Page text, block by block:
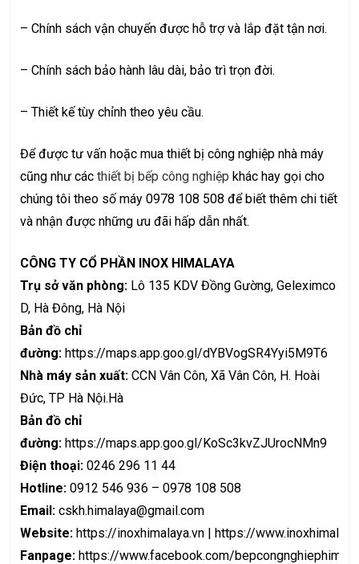
– Chính sách vận chuyển được hỗ trợ và lắp đặt tận nơi.
– Chính sách bảo hành lâu dài, bảo trì trọn đời.
– Thiết kế tùy chỉnh theo yêu cầu.
Để được tư vấn hoặc mua thiết bị công nghiệp nhà máy
cũng như các thiết bị bếp công nghiệp khác hay gọi cho
chúng tôi theo số máy 0978 108 508 để biết thêm chi tiết
và nhận được những ưu đãi hấp dẫn nhất.
CÔNG TY CỔ PHẦN INOX HIMALAYA
Trụ sở văn phòng: Lô 135 KDV Đồng Gường, Geleximco
D, Hà Đông, Hà Nội
Bản đồ chỉ
đường: https://maps.app.goo.gl/dYBVogSR4Yyi5M9T6
Nhà máy sản xuất: CCN Vân Côn, Xã Vân Côn, H. Hoài
Đức, TP Hà Nội.Hà
Bản đồ chỉ
đường: https://maps.app.goo.gl/KoSc3kvZJUrocNMn9
Điện thoại: 0246 296 11 44
Hotline: 0912 546 936 – 0978 108 508
Email: cskh.himalaya@gmail.com
Website: https://inoxhimalaya.vn | https://
Fanpage: https://www.facebook.com/